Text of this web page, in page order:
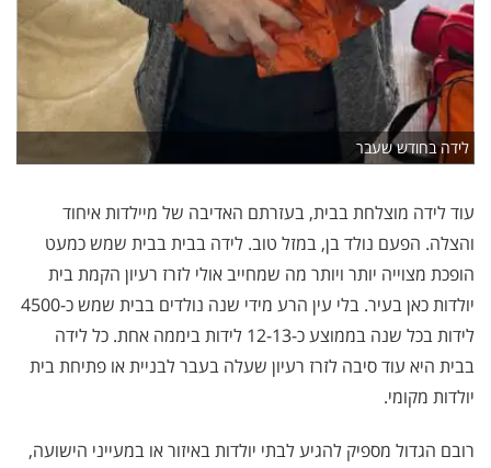
לידה בחודש שעבר
עוד לידה מוצלחת בבית, בעזרתם האדיבה של מיילדות איחוד
והצלה. הפעם נולד בן, במזל טוב. לידה בבית בבית שמש כמעט
הופכת מצוייה יותר ויותר מה שמחייב אולי לזרז רעיון הקמת בית
יולדות כאן בעיר. בלי עין הרע מידי שנה נולדים בבית שמש כ-4500
לידות בכל שנה בממוצע כ-12-13 לידות ביממה אחת. כל לידה
בבית היא עוד סיבה לזרז רעיון שעלה בעבר לבניית או פתיחת בית
יולדות מקומי.
רובם הגדול מספיק להגיע לבתי יולדות באיזור או במעייני הישועה,